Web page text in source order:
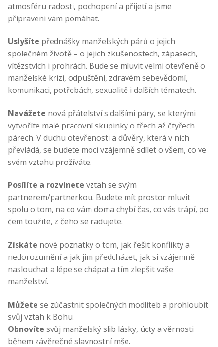
atmosféru radosti, pochopení a přijetí a jsme
připraveni vám pomáhat.
Uslyšíte přednášky manželských párů o jejich
společném životě – o jejich zkušenostech, zápasech,
vítězstvích i prohrách. Bude se mluvit velmi otevřeně o
manželské krizi, odpuštění, zdravém sebevědomí,
komunikaci, potřebách, sexualitě i dalších tématech.
Navážete nová přátelství s dalšími páry, se kterými
vytvoříte malé pracovní skupinky o třech až čtyřech
párech. V duchu otevřenosti a důvěry, která v nich
převládá, se budete moci vzájemně sdílet o všem, co ve
svém vztahu prožíváte.
Posílíte a rozvinete vztah se svým
partnerem/partnerkou. Budete mít prostor mluvit
spolu o tom, na co vám doma chybí čas, co vás trápí, po
čem toužíte, z čeho se radujete.
Získáte nové poznatky o tom, jak řešit konflikty a
nedorozumění a jak jim předcházet, jak si vzájemně
naslouchat a lépe se chápat a tím zlepšit vaše
manželství.
Můžete se zúčastnit společných modliteb a prohloubit
svůj vztah k Bohu.
Obnovíte svůj manželský slib lásky, úcty a věrnosti
během závěrečné slavnostní mše.